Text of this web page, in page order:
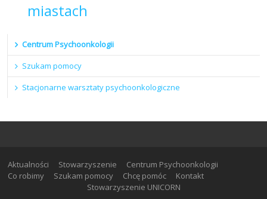
miastach
Centrum Psychoonkologii
Szukam pomocy
Stacjonarne warsztaty psychoonkologiczne
Aktualności Stowarzyszenie
Centrum Psychoonkologii
Co robimy
Szukam pomocy Chcę pomóc
Kontakt
Stowarzyszenie UNICORN